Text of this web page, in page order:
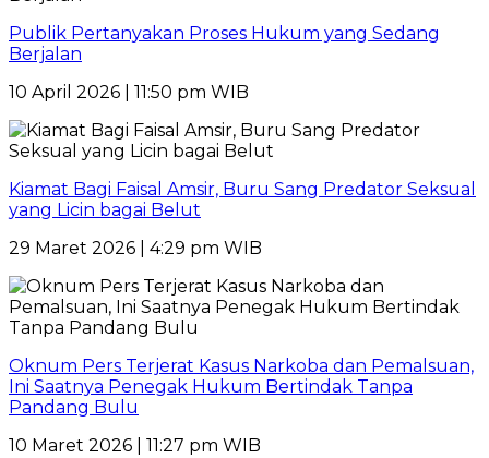
Publik Pertanyakan Proses Hukum yang Sedang
Berjalan
10 April 2026 | 11:50 pm WIB
Kiamat Bagi Faisal Amsir, Buru Sang Predator Seksual
yang Licin bagai Belut
29 Maret 2026 | 4:29 pm WIB
Oknum Pers Terjerat Kasus Narkoba dan Pemalsuan,
Ini Saatnya Penegak Hukum Bertindak Tanpa
Pandang Bulu
10 Maret 2026 | 11:27 pm WIB